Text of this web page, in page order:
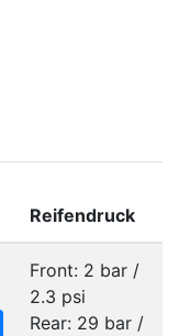
Reifendruck
Front: 2 bar /
2.3 psi
Rear: 29 bar /